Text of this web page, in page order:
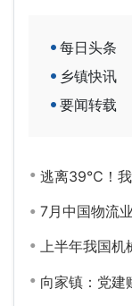
每日头条
乡镇快讯
要闻转载
逃离39℃！我
7月中国物流业
上半年我国机械
向家镇：党建赋能便民服务 阵